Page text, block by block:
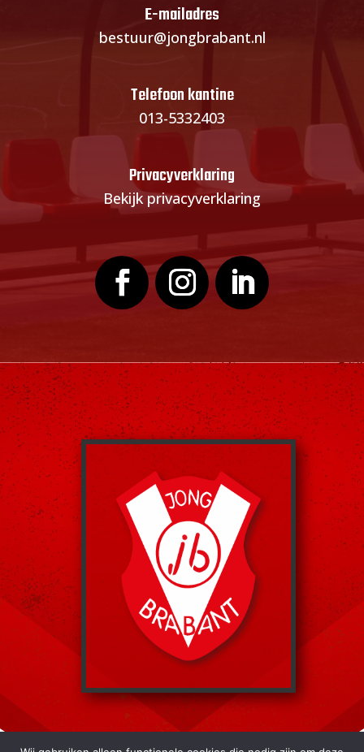
E-mailadres
bestuur@jongbrabant.nl
Telefoon kantine
013-5332403
Privacyverklaring
Bekijk privacyverklaring